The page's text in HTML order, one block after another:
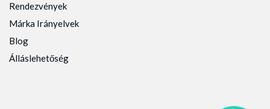
Rendezvények
Márka Irányelvek
Blog
Álláslehetőség